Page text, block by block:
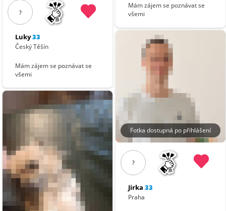
?
Luky33
Český Těšín
Mám zájem se poznávat se
všemi
Mám zájem se poznávat se
všemi
Fotka dostupná po přihlášení
?
Jirka 33
Praha